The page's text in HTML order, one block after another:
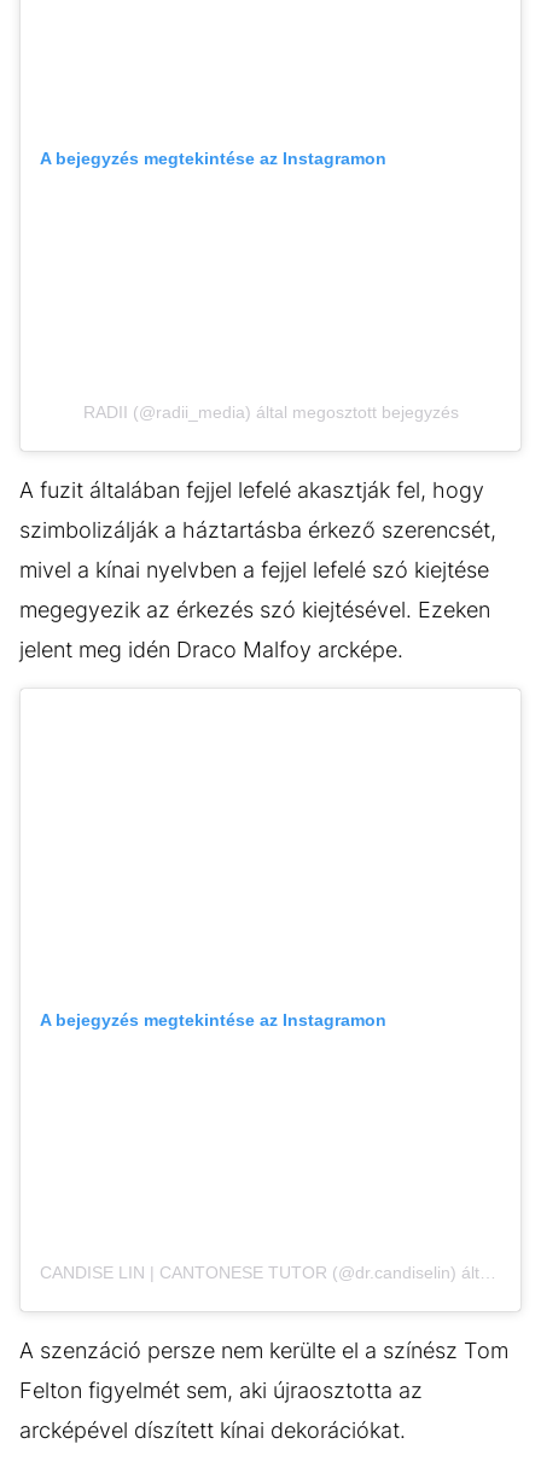
A bejegyzés megtekintése az Instagramon
RADII (@radii_media) által megosztott bejegyzés
A fuzit általában fejjel lefelé akasztják fel, hogy
szimbolizálják a háztartásba érkező szerencsét,
mivel a kínai nyelvben a fejjel lefelé szó kiejtése
megegyezik az érkezés szó kiejtésével. Ezeken
jelent meg idén Draco Malfoy arcképe.
A bejegyzés megtekintése az Instagramon
CANDISE LIN | CANTONESE TUTOR (@dr.candiselin) által megosztott bejegyzés
A szenzáció persze nem kerülte el a színész Tom
Felton figyelmét sem, aki újraosztotta az
arcképével díszített kínai dekorációkat.